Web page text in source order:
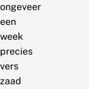
ongeveer
een
week
precies
vers
zaad